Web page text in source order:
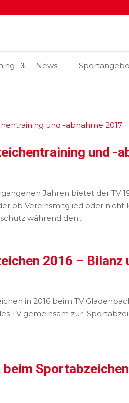
News
und -
Jahren bietet der TV
ob Vereinsmitglied oder
während den...
2016 – Bilanz
in 2016 beim TV
TV gemeinsam zur
beim